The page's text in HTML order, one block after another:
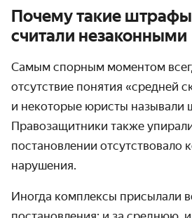
Почему такие
считали незаконными
Самым спорным моментом
отсутствие понятия «средней
и некоторые юристы называли
Право­защитники также
постанов­лении отсут­ствовало
нарушения.
Иногда комплексы присылали